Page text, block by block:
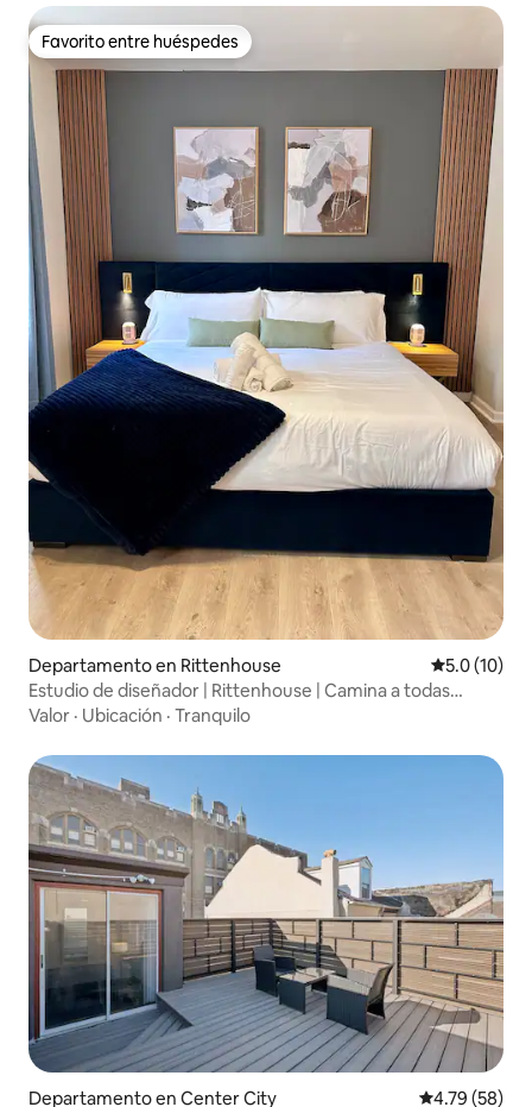
Favorito entre huéspedes
Favorito entre huéspedes
Departamento en Rittenhouse Calificación
5.0 (10)
Estudio de diseñador | Rittenhouse | Camina a todas
partes
Valor · Ubicación · Tranquilo
Departamento en Center City Calificación
4.79 (58)